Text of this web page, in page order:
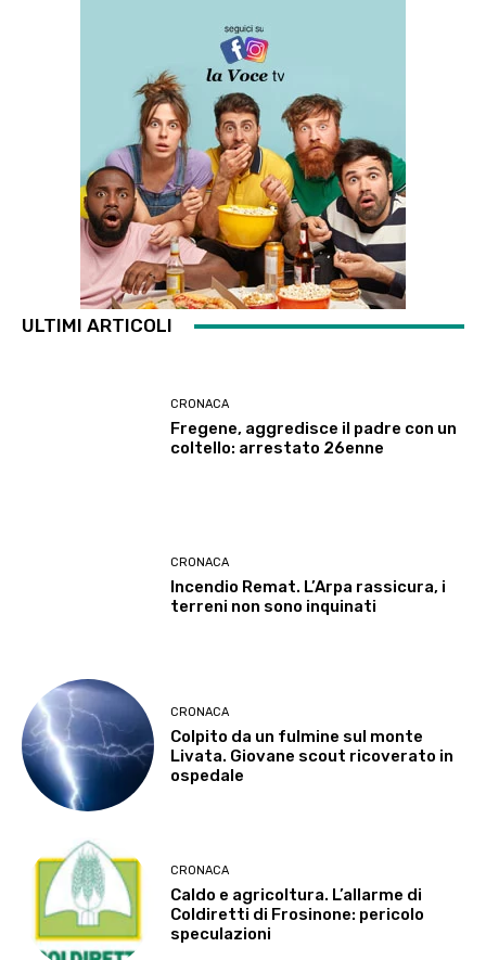
ULTIMI ARTICOLI
CRONACA
Fregene, aggredisce il padre con un
coltello: arrestato 26enne
CRONACA
Incendio Remat. L’Arpa rassicura, i
terreni non sono inquinati
CRONACA
Colpito da un fulmine sul monte
Livata. Giovane scout ricoverato in
ospedale
CRONACA
Caldo e agricoltura. L’allarme di
Coldiretti di Frosinone: pericolo
speculazioni